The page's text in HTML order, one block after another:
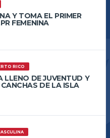
Y TOMA EL PRIMER
FEMENINA
RICO
LLENO DE JUVENTUD Y
DE LA ISLA